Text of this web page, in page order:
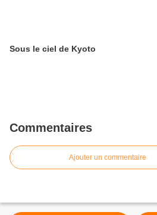
Sous le ciel de Kyoto
Commentaires
Ajouter un commentaire